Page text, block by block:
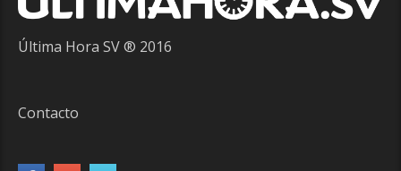
Última Hora SV ® 2016
Contacto